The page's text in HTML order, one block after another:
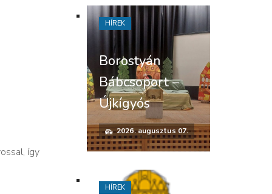
így
Borostyán
Bábcsoport –
Újkígyós
2026. augusztus 07.
HÍREK
HÍREK